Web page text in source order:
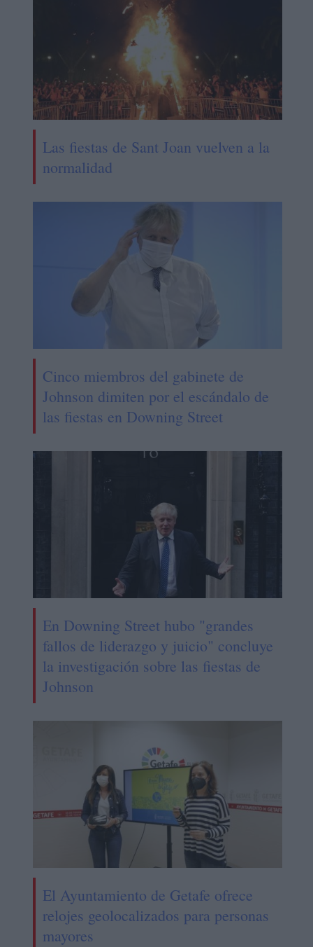
Las fiestas de Sant Joan vuelven a la
normalidad
Cinco miembros del gabinete de
Johnson dimiten por el escándalo de
las fiestas en Downing Street
En Downing Street hubo "grandes
fallos de liderazgo y juicio" concluye
la investigación sobre las fiestas de
Johnson
El Ayuntamiento de Getafe ofrece
relojes geolocalizados para personas
mayores